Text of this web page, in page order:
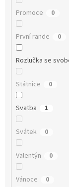
Promoce 0
První rande 0
Rozlučka se
Státnice 0
Svatba 1
Svátek 0
Valentýn 0
Vánoce 0